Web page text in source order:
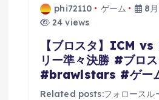
phi72110 ゲーム
8
24 views
【ブロスタ】ICM vs
リー準々決勝 #ブロ
#brawlstars #ゲー
Related posts:フォロースル